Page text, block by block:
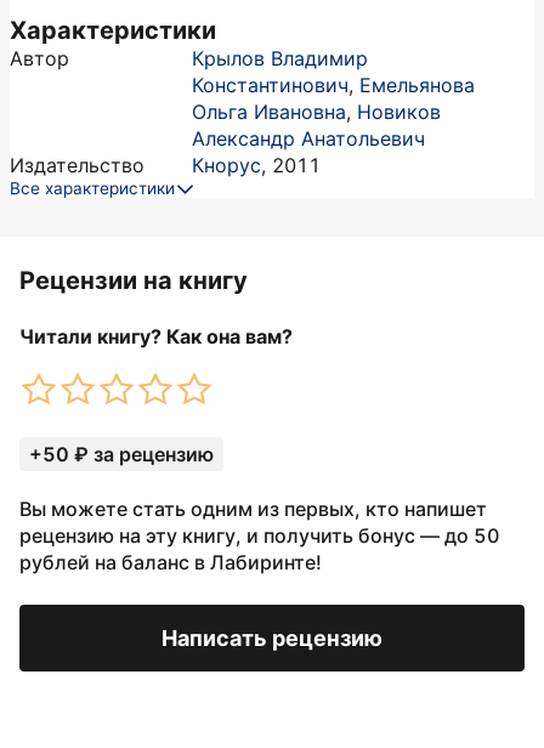
Характеристики
Автор
Крылов Владимир
Константинович, Емельянова
Ольга Ивановна, Новиков
Александр Анатольевич
Издательство
Кнорус, 2011
Все характеристики
Рецензии на книгу
Читали книгу? Как она вам?
+50 ₽ за рецензию
Вы можете стать одним из первых, кто напишет
рецензию на эту книгу, и получить бонус — до 50
рублей на баланс в Лабиринте!
Написать рецензию